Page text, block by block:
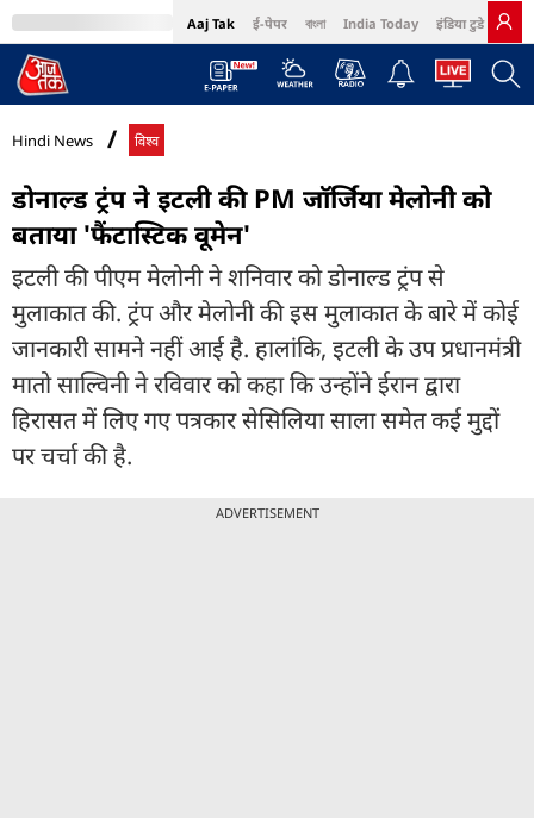
Aaj Tak ई-पेपर বাংলা India Today इंडिया टुडे हिंदी
MumbaiTak Cosmopolitan Harper's Bazaar Northeast
Hindi News विश्व
डोनाल्ड ट्रंप ने इटली की PM जॉर्जिया मेलोनी को
बताया 'फैंटास्टिक वूमेन'
इटली की पीएम मेलोनी ने शनिवार को डोनाल्ड ट्रंप से
मुलाकात की. ट्रंप और मेलोनी की इस मुलाकात के बारे में कोई
जानकारी सामने नहीं आई है. हालांकि, इटली के उप प्रधानमंत्री
मातो साल्विनी ने रविवार को कहा कि उन्होंने ईरान द्वारा
हिरासत में लिए गए पत्रकार सेसिलिया साला समेत कई मुद्दों
पर चर्चा की है.
ADVERTISEMENT